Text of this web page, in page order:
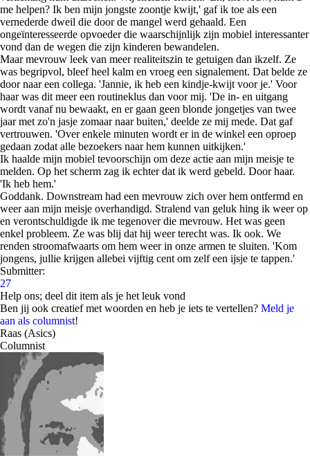
me helpen? Ik ben mijn jongste zoontje kwijt,' gaf ik toe als een
vernederde dweil die door de mangel werd gehaald. Een
ongeïnteresseerde opvoeder die waarschijnlijk zijn mobiel interessanter
vond dan de wegen die zijn kinderen bewandelen.
Maar mevrouw leek van meer realiteitszin te getuigen dan ikzelf. Ze
was begripvol, bleef heel kalm en vroeg een signalement. Dat belde ze
door naar een collega. 'Jannie, ik heb een kindje-kwijt voor je.' Voor
haar was dit meer een routineklus dan voor mij. 'De in- en uitgang
wordt vanaf nu bewaakt, en er gaan geen blonde jongetjes van twee
jaar met zo'n jasje zomaar naar buiten,' deelde ze mij mede. Dat gaf
vertrouwen. 'Over enkele minuten wordt er in de winkel een oproep
gedaan zodat alle bezoekers naar hem kunnen uitkijken.'
Ik haalde mijn mobiel tevoorschijn om deze actie aan mijn meisje te
melden. Op het scherm zag ik echter dat ik werd gebeld. Door haar.
'Ik heb hem.'
Goddank. Downstream had een mevrouw zich over hem ontfermd en
weer aan mijn meisje overhandigd. Stralend van geluk hing ik weer op
en verontschuldigde ik me tegenover die mevrouw. Het was geen
enkel probleem. Ze was blij dat hij weer terecht was. Ik ook. We
renden stroomafwaarts om hem weer in onze armen te sluiten. 'Kom
jongens, jullie krijgen allebei vijftig cent om zelf een ijsje te tappen.'
Submitter:
27
Help ons; deel dit item als je het leuk vond
Ben jij ook creatief met woorden en heb je iets te vertellen? Meld je
aan als columnist!
Raas (Asics)
Columnist